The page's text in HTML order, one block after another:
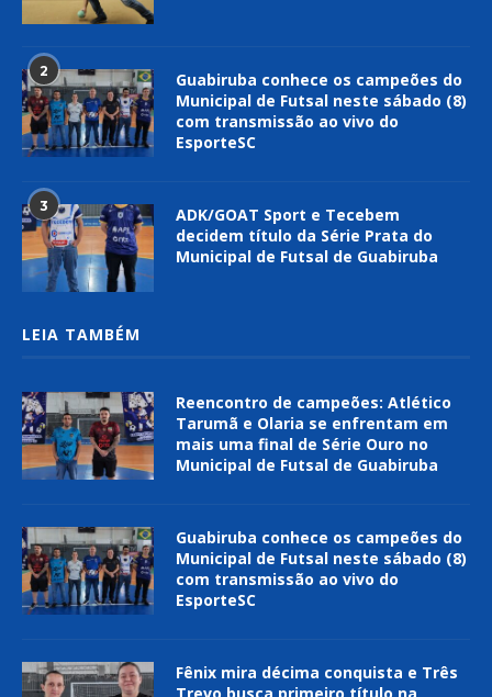
2
Guabiruba conhece os campeões do
Municipal de Futsal neste sábado (8)
com transmissão ao vivo do
EsporteSC
3
ADK/GOAT Sport e Tecebem
decidem título da Série Prata do
Municipal de Futsal de Guabiruba
LEIA TAMBÉM
Reencontro de campeões: Atlético
Tarumã e Olaria se enfrentam em
mais uma final de Série Ouro no
Municipal de Futsal de Guabiruba
Guabiruba conhece os campeões do
Municipal de Futsal neste sábado (8)
com transmissão ao vivo do
EsporteSC
Fênix mira décima conquista e Três